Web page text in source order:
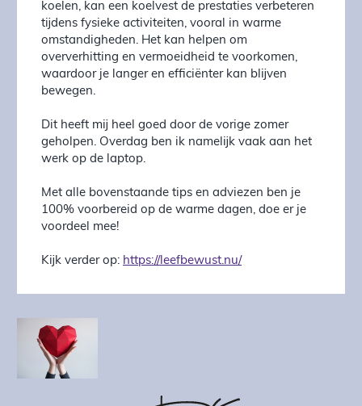
koelen, kan een koelvest de prestaties verbeteren
tijdens fysieke activiteiten, vooral in warme
omstandigheden. Het kan helpen om
oververhitting en vermoeidheid te voorkomen,
waardoor je langer en efficiënter kan blijven
bewegen.
Dit heeft mij heel goed door de vorige zomer
geholpen. Overdag ben ik namelijk vaak aan het
werk op de laptop.
Met alle bovenstaande tips en adviezen ben je
100% voorbereid op de warme dagen, doe er je
voordeel mee!
Kijk verder op: https://leefbewust.nu/